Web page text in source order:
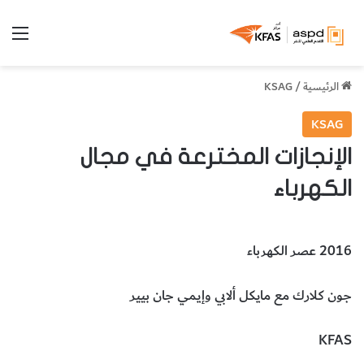
الرئيسية/
KSAG
KSAG
الإنجازات المخترعة في مجال
الكهرباء
2016 عصر الكهرباء
جون كلارك مع مايكل ألابي وإيمي جان بيير
KFAS